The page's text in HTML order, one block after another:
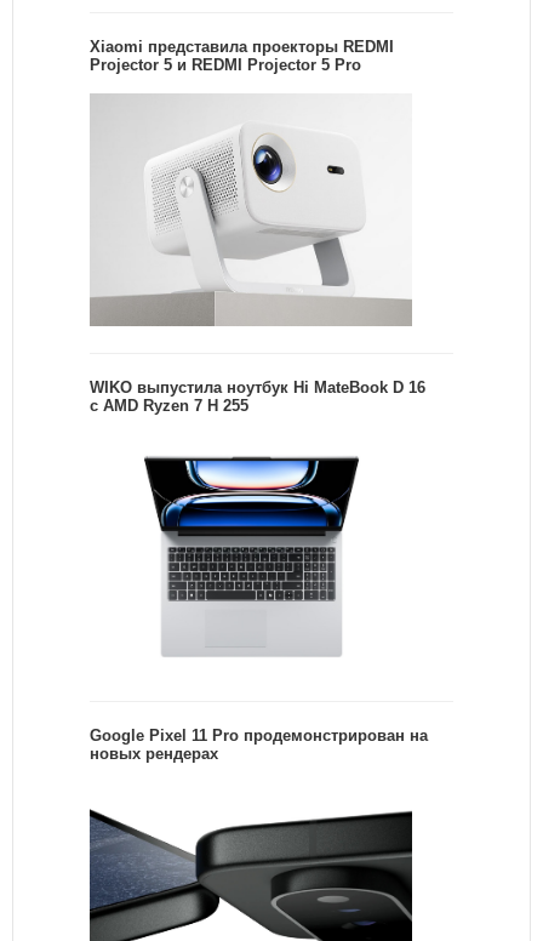
Xiaomi представила проекторы REDMI
Projector 5 и REDMI Projector 5 Pro
WIKO выпустила ноутбук Hi MateBook D 16
с AMD Ryzen 7 H 255
Google Pixel 11 Pro продемонстрирован на
новых рендерах